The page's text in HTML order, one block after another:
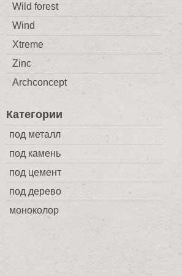
Wild forest
Wind
Xtreme
Zinc
Archconcept
Категории
под металл
под камень
под цемент
под дерево
моноколор